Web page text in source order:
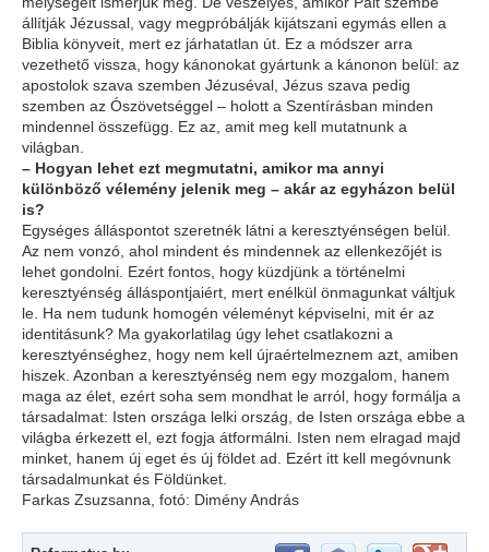
állítják Jézussal, vagy megpróbálják kijátszani egymás ellen a
Biblia könyveit, mert ez járhatatlan út. Ez a módszer arra
vezethető vissza, hogy kánonokat gyártunk a kánonon belül: az
apostolok szava szemben Jézuséval, Jézus szava pedig
szemben az Ószövetséggel – holott a Szentírásban minden
mindennel összefügg. Ez az, amit meg kell mutatnunk a
világban.
– Hogyan lehet ezt megmutatni, amikor ma annyi
különböző vélemény jelenik meg – akár az egyházon belül
is?
Egységes álláspontot szeretnék látni a keresztyénségen belül.
Az nem vonzó, ahol mindent és mindennek az ellenkezőjét is
lehet gondolni. Ezért fontos, hogy küzdjünk a történelmi
keresztyénség álláspontjaiért, mert enélkül önmagunkat váltjuk
le. Ha nem tudunk homogén véleményt képviselni, mit ér az
identitásunk? Ma gyakorlatilag úgy lehet csatlakozni a
keresztyénséghez, hogy nem kell újraértelmeznem azt, amiben
hiszek. Azonban a keresztyénség nem egy mozgalom, hanem
maga az élet, ezért soha sem mondhat le arról, hogy formálja a
társadalmat: Isten országa lelki ország, de Isten országa ebbe a
világba érkezett el, ezt fogja átformálni. Isten nem elragad majd
minket, hanem új eget és új földet ad. Ezért itt kell megóvnunk
társadalmunkat és Földünket.
Farkas Zsuzsanna, fotó: Dimény András